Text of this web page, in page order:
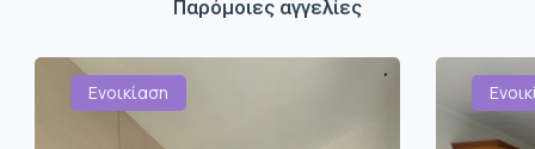
Παρόμοιες αγγελίες
Ενοικίαση